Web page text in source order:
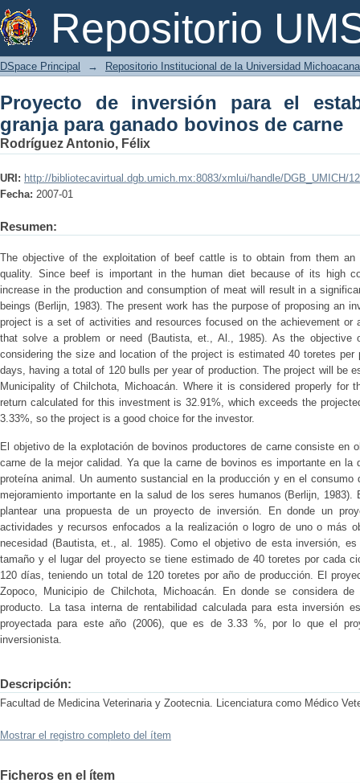
Repositorio
Proyecto de inversión para el
de carne
DSpace Principal → Repositorio Institucional de la Universidad
Proyecto de inversión para el
granja para ganado bovinos de carne
Rodríguez Antonio, Félix
URI: http://bibliotecavirtual.dgb.umich.mx:8083/xmlui/handle/DGB_UMICH/
Fecha: 2007-01
Resumen:
The objective of the exploitation of beef cattle is to obtain from them
quality. Since beef is important in the human diet because of its high
increase in the production and consumption of meat will result in a
beings (Berlijn, 1983). The present work has the purpose of proposing an
project is a set of activities and resources focused on the achievement or
that solve a problem or need (Bautista, et., Al., 1985). As the objective
considering the size and location of the project is estimated 40 toretes
days, having a total of 120 bulls per year of production. The project will be
Municipality of Chilchota, Michoacán. Where it is considered properly for
return calculated for this investment is 32.91%, which exceeds the
3.33%, so the project is a good choice for the investor.
El objetivo de la explotación de bovinos productores de carne consiste en
carne de la mejor calidad. Ya que la carne de bovinos es importante en la
proteína animal. Un aumento sustancial en la producción y en el consumo
mejoramiento importante en la salud de los seres humanos (Berlijn,
plantear una propuesta de un proyecto de inversión. En donde un
actividades y recursos enfocados a la realización o logro de uno o más
necesidad (Bautista, et., al. 1985). Como el objetivo de esta inversión,
tamaño y el lugar del proyecto se tiene estimado de 40 toretes por cada
120 días, teniendo un total de 120 toretes por año de producción. El
Zopoco, Municipio de Chilchota, Michoacán. En donde se considera
producto. La tasa interna de rentabilidad calculada para esta inversión
proyectada para este año (2006), que es de 3.33 %, por lo que el
inversionista.
Descripción:
Facultad de Medicina Veterinaria y Zootecnia. Licenciatura como Médico
Mostrar el registro completo del ítem
Ficheros en el ítem